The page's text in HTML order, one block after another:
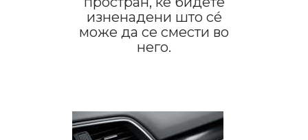
изненадени што сé
може да се смести во
него.